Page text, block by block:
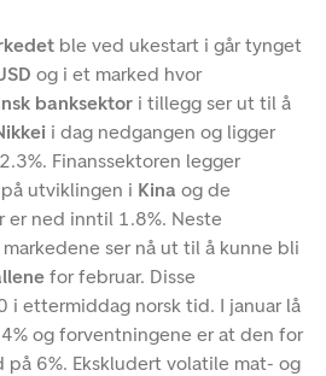
ble ved ukestart i går tynget
og i et marked hvor
banksektor i tillegg ser ut til å
i dag nedgangen og ligger
Finanssektoren legger
utviklingen i Kina og de
ned inntil 1.8%. Neste
ser nå ut til å kunne bli
for februar. Disse
ettermiddag norsk tid. I januar lå
og forventningene er at den for
på 6%. Ekskludert volatile mat- og